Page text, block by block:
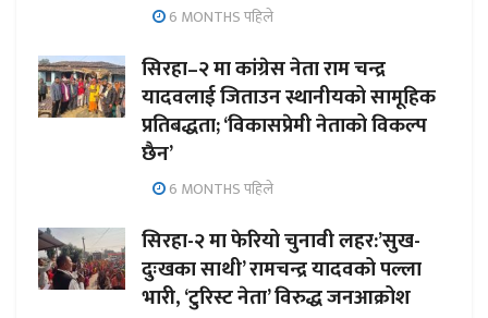
6 MONTHS पहिले
सिरहा–२ मा कांग्रेस नेता राम चन्द्र
यादवलाई जिताउन स्थानीयको सामूहिक
प्रतिबद्धता; ‘विकासप्रेमी नेताको विकल्प
छैन’
6 MONTHS पहिले
सिरहा-२ मा फेरियो चुनावी लहर:’सुख-
दुःखका साथी’ रामचन्द्र यादवको पल्ला
भारी, ‘टुरिस्ट नेता’ विरुद्ध जनआक्रोश